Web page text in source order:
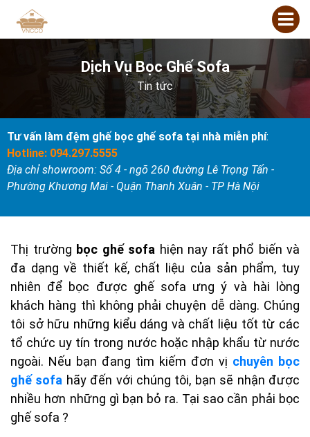
Dịch Vụ Bọc Ghế Sofa
Tin tức
Tư vấn làm đệm ghế bọc ghế sofa tại nhà miễn phí:
Hotline: 094.297.5555
Địa chỉ showroom: Số 4 - ngõ 260 đường Lê Trọng Tấn -
Phường Khương Mai - Quận Thanh Xuân - TP Hà Nội
Thị trường bọc ghế sofa hiện nay rất phổ biến và
đa dạng về thiết kế, chất liệu của sản phẩm, tuy
nhiên để bọc được ghế sofa ưng ý và hài lòng
khách hàng thì không phải chuyện dễ dàng. Chúng
tôi sở hữu những kiểu dáng và chất liệu tốt từ các
tổ chức uy tín trong nước hoặc nhập khẩu từ nước
ngoài. Nếu bạn đang tìm kiếm đơn vị chuyên bọc
ghế sofa hãy đến với chúng tôi, bạn sẽ nhận được
nhiều hơn những gì bạn bỏ ra. Tại sao cần phải bọc
ghế sofa ?